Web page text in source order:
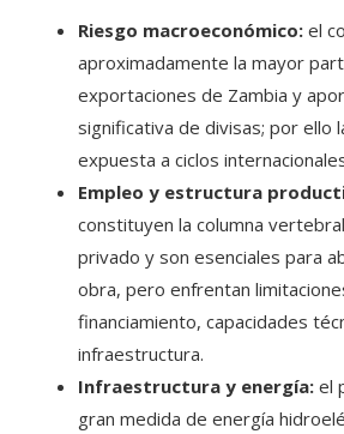
Riesgo macroeconómico: el
aproximadamente la mayor
exportaciones de Zambia y
significativa de divisas; por ello
expuesta a ciclos
Empleo y estructura
constituyen la columna
privado y son esenciales para
obra, pero enfrentan
financiamiento, capacidades
infraestructura.
Infraestructura y energía: el
gran medida de energía